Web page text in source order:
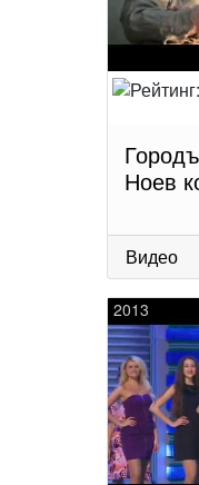
Ноев
Видео
2013